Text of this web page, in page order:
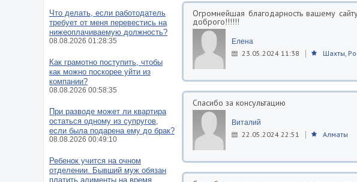
Огромнейшая благодарность вашему
доброго!!!!!!
Елена
23.05.2024 11:38 Шахты,
Спасибо за консультацию
Виталий
22.05.2024 22:51 Алматы
Что делать, если работодатель
требует от меня перевестись на
нижеоплачиваемую должность?
08.08.2026 01:28:35
Как грамотно поступить, чтобы
как можно поскорее уйти из
компании?
08.08.2026 00:58:35
При разводе может ли квартира
остаться одному из супругов,
если была подарена ему до брак?
08.08.2026 00:49:10
Ребенок учится на очном
отделении. Бывший муж обязан
платить алименты на время